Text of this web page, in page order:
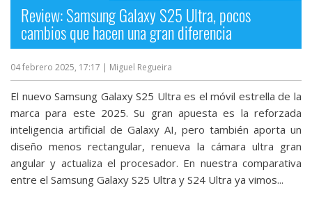
Review: Samsung Galaxy S25 Ultra, pocos
cambios que hacen una gran diferencia
04 febrero 2025, 17:17 | Miguel Regueira
El nuevo Samsung Galaxy S25 Ultra es el móvil estrella de la
marca para este 2025. Su gran apuesta es la reforzada
inteligencia artificial de Galaxy AI, pero también aporta un
diseño menos rectangular, renueva la cámara ultra gran
angular y actualiza el procesador. En nuestra comparativa
entre el Samsung Galaxy S25 Ultra y S24 Ultra ya vimos...